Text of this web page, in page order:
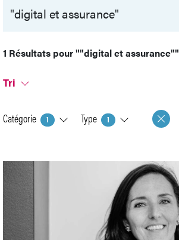
1 Résultats pour""digital et assurance""
Tri
Catégorie 1 Type 1